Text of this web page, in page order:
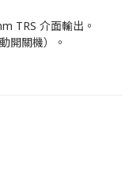
TRS 介面輸出。
開關機）。